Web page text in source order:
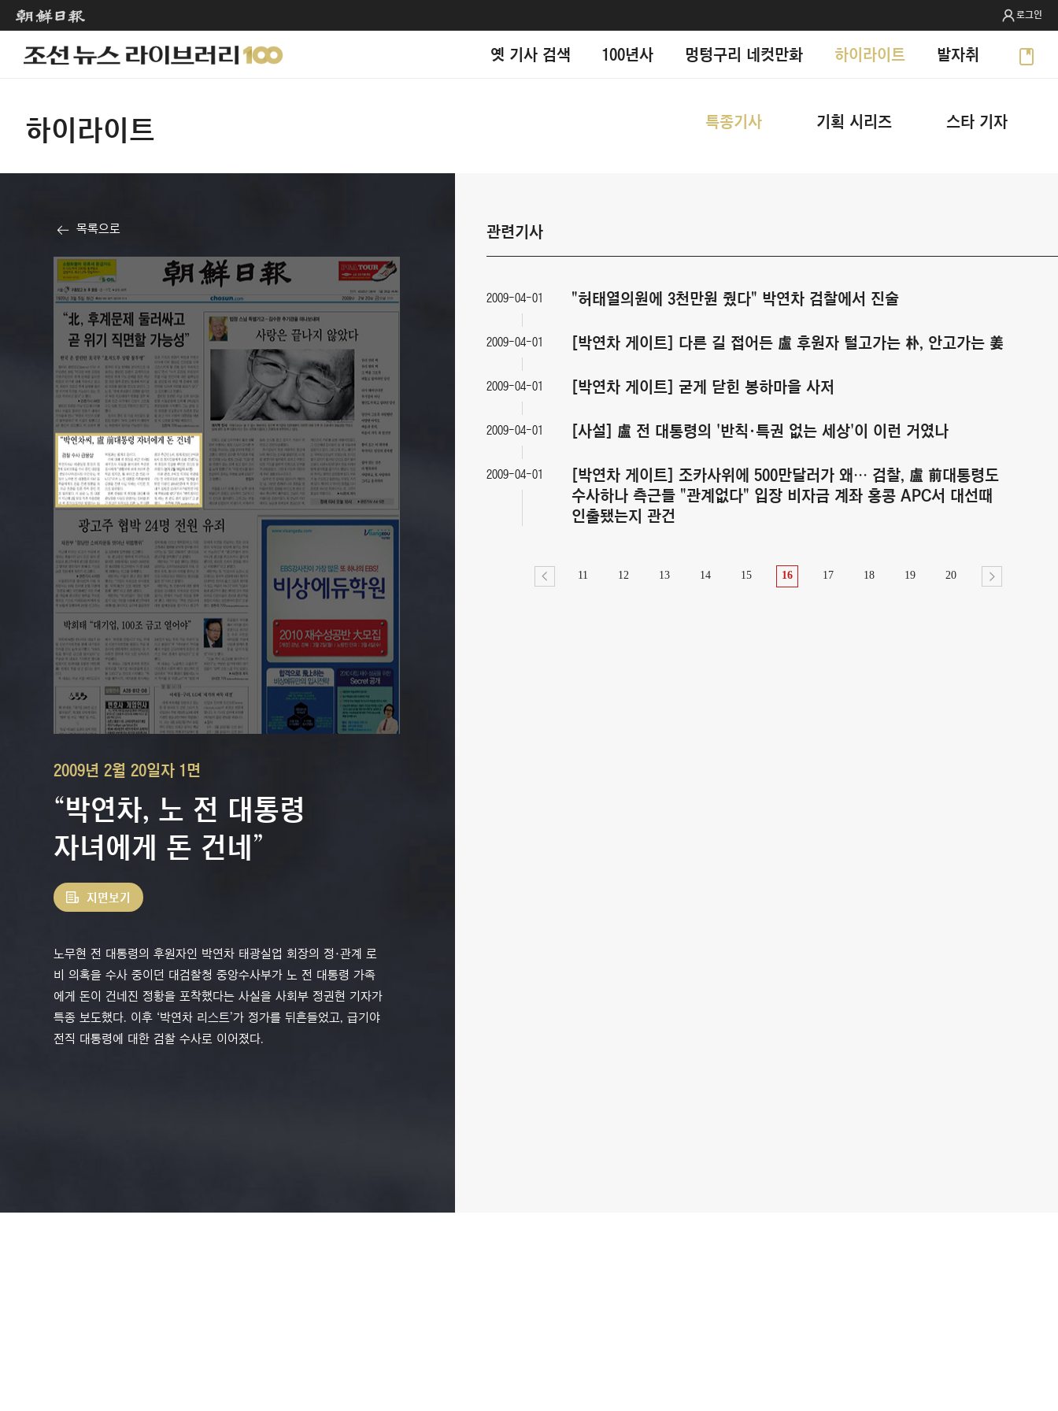
로그인
옛 기사 검색 100년사 멍텅구리 네컷만화 하이라이트 발자취
하이라이트 특종기사 기획 시리즈 스타 기자
목록으로
2009년 2월 20일자 1면
“박연차, 노 전 대통령
자녀에게 돈 건네”
지면보기
노무현 전 대통령의 후원자인 박연차 태광실업 회장의 정·관계 로
비 의혹을 수사 중이던 대검찰청 중앙수사부가 노 전 대통령 가족
에게 돈이 건네진 정황을 포착했다는 사실을 사회부 정권현 기자가
특종 보도했다. 이후 ‘박연차 리스트’가 정가를 뒤흔들었고, 급기야
전직 대통령에 대한 검찰 수사로 이어졌다.
관련기사
2009-04-01 "허태열의원에 3천만원 줬다" 박연차 검찰에서 진술
2009-04-01 [박연차 게이트] 다른 길 접어든 盧 후원자 털고가는 朴, 안고가는 姜
2009-04-01 [박연차 게이트] 굳게 닫힌 봉하마을 사저
2009-04-01 [사설] 盧 전 대통령의 '반칙·특권 없는 세상'이 이런 거였나
2009-04-01
[박연차 게이트] 조카사위에 500만달러가 왜… 검찰, 盧 前대통령도
수사하나 측근들 "관계없다" 입장 비자금 계좌 홍콩 APC서 대선때
인출됐는지 관건
11 12 13 14 15 16 17 18 19 20